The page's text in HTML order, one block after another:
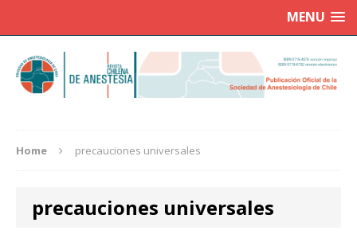
MENU
Home precauciones universales
precauciones universales